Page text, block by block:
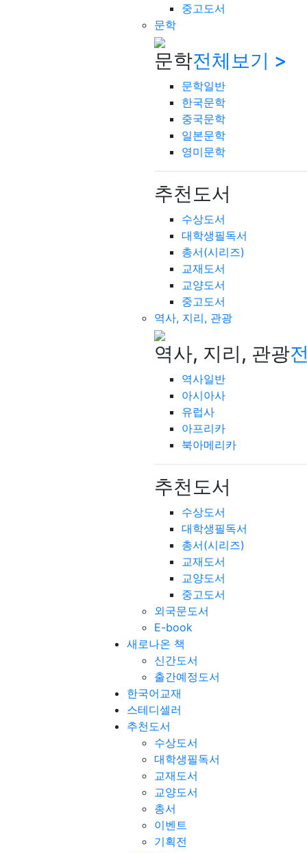
중고도서
문학
문학전체보기 >
문학일반
한국문학
중국문학
일본문학
영미문학
추천도서
수상도서
대학생필독서
총서(시리즈)
교재도서
교양도서
중고도서
역사, 지리, 관광
역사, 지리, 관광
역사일반
아시아사
유럽사
아프리카
북아메리카
추천도서
수상도서
대학생필독서
총서(시리즈)
교재도서
교양도서
중고도서
외국문도서
E-book
새로나온 책
신간도서
출간예정도서
한국어교재
스테디셀러
추천도서
수상도서
대학생필독서
교재도서
교양도서
총서
이벤트
기획전